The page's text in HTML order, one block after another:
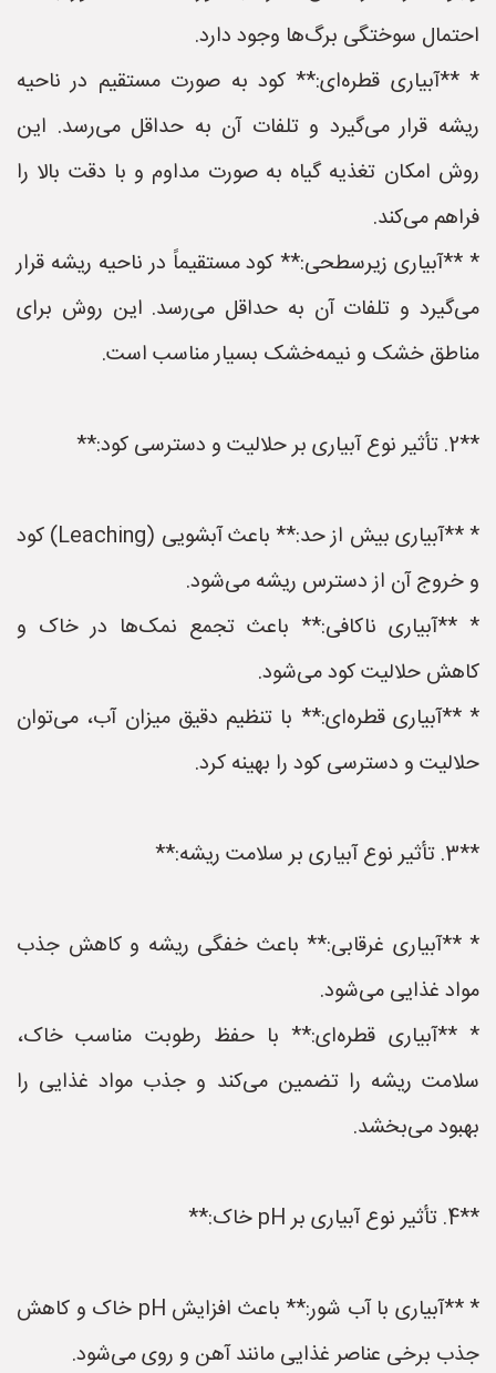
احتمال سوختگی برگ‌ها وجود دارد.
* **آبیاری قطره‌ای:** کود به صورت مستقیم در ناحیه
ریشه قرار می‌گیرد و تلفات آن به حداقل می‌رسد. این
روش امکان تغذیه گیاه به صورت مداوم و با دقت بالا را
فراهم می‌کند.
* **آبیاری زیرسطحی:** کود مستقیماً در ناحیه ریشه قرار
می‌گیرد و تلفات آن به حداقل می‌رسد. این روش برای
مناطق خشک و نیمه‌خشک بسیار مناسب است.
**2. تأثیر نوع آبیاری بر حلالیت و دسترسی کود:**
* **آبیاری بیش از حد:** باعث آبشویی (Leaching) کود
و خروج آن از دسترس ریشه می‌شود.
* **آبیاری ناکافی:** باعث تجمع نمک‌ها در خاک و
کاهش حلالیت کود می‌شود.
* **آبیاری قطره‌ای:** با تنظیم دقیق میزان آب، می‌توان
حلالیت و دسترسی کود را بهینه کرد.
**3. تأثیر نوع آبیاری بر سلامت ریشه:**
* **آبیاری غرقابی:** باعث خفگی ریشه و کاهش جذب
مواد غذایی می‌شود.
* **آبیاری قطره‌ای:** با حفظ رطوبت مناسب خاک،
سلامت ریشه را تضمین می‌کند و جذب مواد غذایی را
بهبود می‌بخشد.
**4. تأثیر نوع آبیاری بر pH خاک:**
* **آبیاری با آب شور:** باعث افزایش pH خاک و کاهش
جذب برخی عناصر غذایی مانند آهن و روی می‌شود.